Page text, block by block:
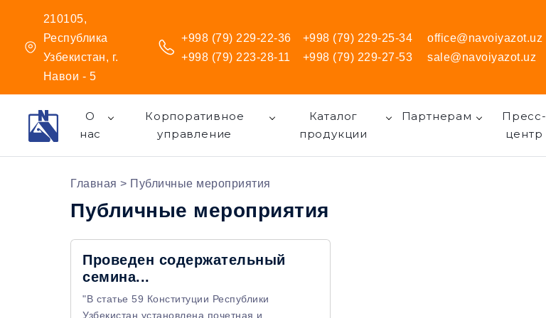
210105,
Республика
Узбекистан, г.
Навои - 5
+998 (79) 229-22-36
+998 (79) 223-28-11
+998 (79) 229-25-34
+998 (79) 229-27-53
office@navoiyazot.uz
sale@navoiyazot.uz
О
нас
Корпоративное
управление
Каталог
продукции
Партнерам
Пресс-
центр
Главная > Публичные мероприятия
Публичные мероприятия
Проведен содержательный
семина...
"В статье 59 Конституции Республики
Узбекистан установлена почетная и